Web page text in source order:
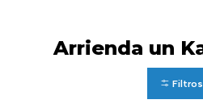
Arrienda un
Filtros